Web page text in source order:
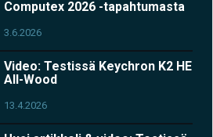
Computex 2026 -tapahtumasta
3.6.2026
Video: Testissä Keychron K2 HE
All-Wood
13.4.2026